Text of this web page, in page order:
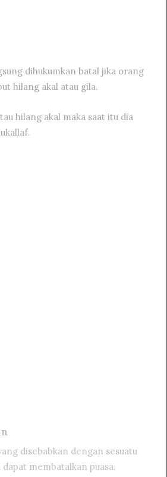
dihukumkan batal jika orang
hilang akal atau gila.
hilang akal maka saat itu dia
disebabkan dengan sesuatu
membatalkan puasa.